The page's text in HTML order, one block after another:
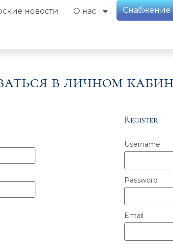
новости О нас Снабжение
в личном
Register
Username
Password
Email